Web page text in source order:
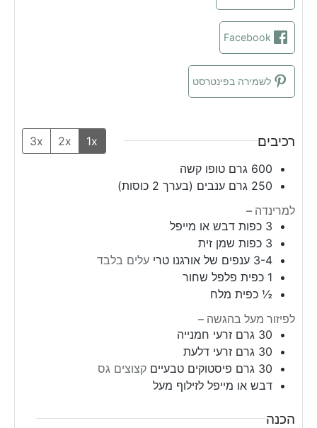
לשמירה בפינטרסט
רכיבים 1x
2x
3x
600 גרם טופו קשה
250 גרם ענבים (בערך 2 כוסות)
למרינדה –
3 כפות דבש או מייפל
3 כפות שמן זית
3-4 ענפים של אורגנו טרי
עלים בלבד
1 כפית פלפל שחור
½ כפית מלח
לפיזור מעל בהגשה –
30 גרם זרעי חמנייה
30 גרם זרעי דלעת
30 גרם פיסטוקים טבעיים קצוצים גס
דבש או מייפל לזילוף מעל
הכנה